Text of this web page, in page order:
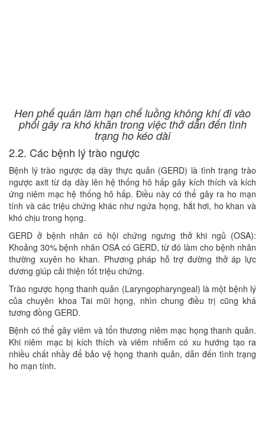
Hen phế quản làm hạn chế luồng không khí đi vào
phổi gây ra khó khăn trong việc thở dẫn đến tình
trạng ho kéo dài
2.2. Các bệnh lý trào ngược
Bệnh lý trào ngược dạ dày thực quản (GERD) là tình trạng trào
ngược axit từ dạ dày lên hệ thống hô hấp gây kích thích và kích
ứng niêm mạc hệ thống hô hấp. Điều này có thể gây ra ho mạn
tính và các triệu chứng khác như ngứa họng, hắt hơi, ho khan và
khó chịu trong họng.
GERD ở bệnh nhân có hội chứng ngưng thở khi ngủ (OSA):
Khoảng 30% bệnh nhân OSA có GERD, từ đó làm cho bệnh nhân
thường xuyên ho khan. Phương pháp hỗ trợ đường thở áp lực
dương giúp cải thiện tốt triệu chứng.
Trào ngược họng thanh quản (Laryngopharyngeal) là một bệnh lý
của chuyên khoa Tai mũi họng, nhìn chung điều trị cũng khá
tương đồng GERD.
Bệnh có thể gây viêm và tổn thương niêm mạc họng thanh quản.
Khi niêm mạc bị kích thích và viêm nhiễm có xu hướng tạo ra
nhiều chất nhầy để bảo vệ họng thanh quản, dẫn đến tình trạng
ho mạn tính.